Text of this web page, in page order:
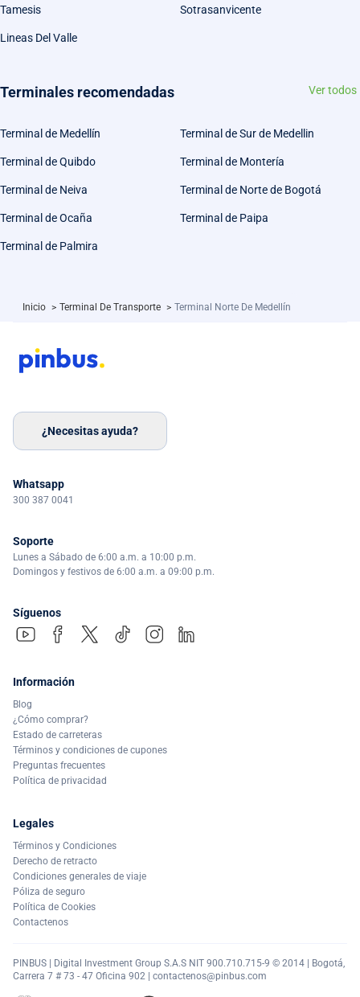
Tamesis Sotrasanvicente
Lineas Del Valle
Terminales recomendadas Ver todos
Terminal de Medellín Terminal de Sur de Medellin
Terminal de Quibdo Terminal de Montería
Terminal de Neiva Terminal de Norte de Bogotá
Terminal de Ocaña Terminal de Paipa
Terminal de Palmira
Inicio > Terminal De Transporte > Terminal Norte De Medellín
¿Necesitas ayuda?
Whatsapp
300 387 0041
Soporte
Lunes a Sábado de 6:00 a.m. a 10:00 p.m.
Domingos y festivos de 6:00 a.m. a 09:00 p.m.
Síguenos
Información
Blog
¿Cómo comprar?
Estado de carreteras
Términos y condiciones de cupones
Preguntas frecuentes
Política de privacidad
Legales
Términos y Condiciones
Derecho de retracto
Condiciones generales de viaje
Póliza de seguro
Política de Cookies
Contactenos
PINBUS | Digital Investment Group S.A.S NIT 900.710.715-9 © 2014 | Bogotá,
Carrera 7 # 73 - 47 Oficina 902 | contactenos@pinbus.com